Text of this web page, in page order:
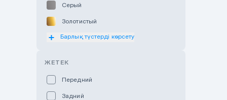
Серый
Золотистый
Оранжевый
Барлық түстерді көрсету
ЖЕТЕК
Передний
Задний